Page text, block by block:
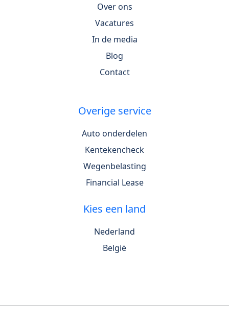
Over ons
Vacatures
In de media
Blog
Contact
Overige service
Auto onderdelen
Kentekencheck
Wegenbelasting
Financial Lease
Kies een land
Nederland
België